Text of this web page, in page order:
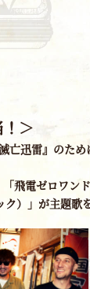
＞
迅雷』のため
飛電ゼロワン
）」が主題歌を